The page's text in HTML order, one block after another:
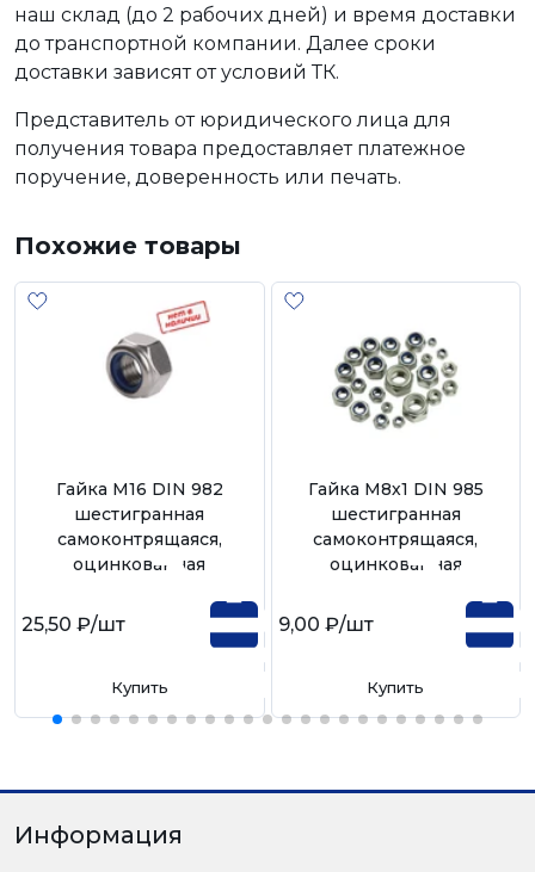
наш склад (до 2 рабочих дней) и время доставки
до транспортной компании. Далее сроки
доставки зависят от условий ТК.
Представитель от юридического лица для
получения товара предоставляет платежное
поручение, доверенность или печать.
Похожие товары
Гайка М16 DIN 982
шестигранная
самоконтрящаяся,
оцинкованная
25,50 ₽/шт
Купить
Гайка М8х1 DIN 985
шестигранная
самоконтрящаяся,
оцинкованная
9,00 ₽/шт
Купить
Информация